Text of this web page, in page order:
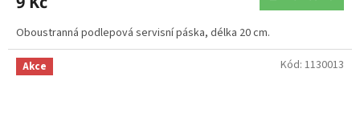
Oboustranná podlepová servisní páska, délka 20 cm.
Akce Kód: 1130013